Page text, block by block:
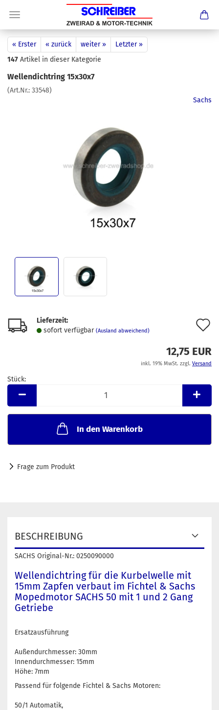
« Erster « zurück weiter »
Letzter »
147 Artikel in dieser Kategorie
Wellendichtring 15x30x7
(Art.Nr.: 33548)
Sachs
Lieferzeit:
sofort verfügbar (Ausland abweichend)
12,75 EUR
inkl. 19% MwSt. zzgl. Versand
Stück:
Stück
In den Warenkorb
Frage zum Produkt
BESCHREIBUNG
SACHS Original-Nr.: 0250090000
Wellendichtring für die Kurbelwelle mit
15mm Zapfen verbaut im Fichtel & Sachs
Mopedmotor SACHS 50 mit 1 und 2 Gang
Getriebe
Ersatzausführung
Außendurchmesser: 30mm
Innendurchmesser: 15mm
Höhe: 7mm
Passend für folgende Fichtel & Sachs Motoren:
50/1 Automatik,